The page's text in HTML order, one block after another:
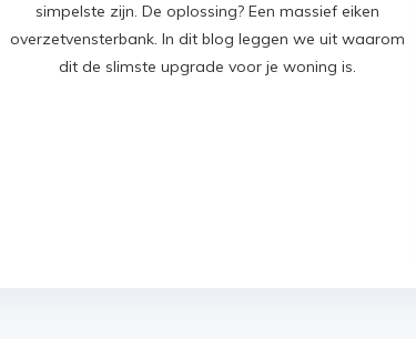
simpelste zijn. De oplossing? Een massief eiken
overzetvensterbank. In dit blog leggen we uit waarom
dit de slimste upgrade voor je woning is.